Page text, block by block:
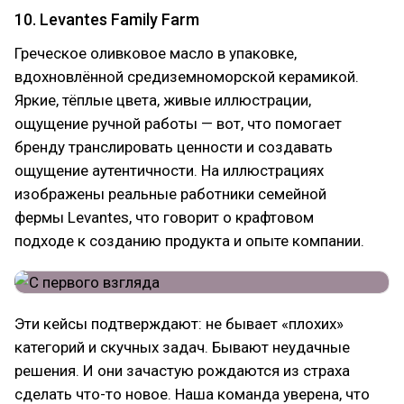
10. Levantes Family Farm
Греческое оливковое масло в упаковке,
вдохновлённой средиземноморской керамикой.
Яркие, тёплые цвета, живые иллюстрации,
ощущение ручной работы — вот, что помогает
бренду транслировать ценности и создавать
ощущение аутентичности. На иллюстрациях
изображены реальные работники семейной
фермы Levantes, что говорит о крафтовом
подходе к созданию продукта и опыте компании.
Эти кейсы подтверждают: не бывает «плохих»
категорий и скучных задач. Бывают неудачные
решения. И они зачастую рождаются из страха
сделать что-то новое. Наша команда уверена, что